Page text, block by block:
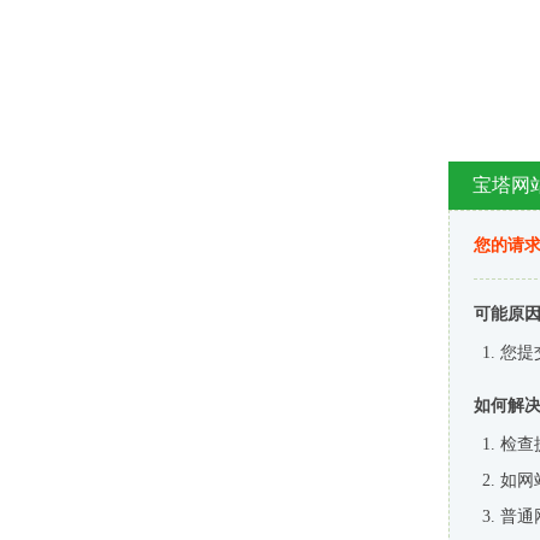
宝塔网
您的请
可能原
您提
如何解
检查
如网
普通